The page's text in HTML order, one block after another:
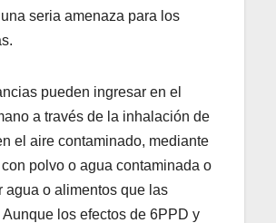
seria amenaza para los
pueden ingresar en el
a través de la inhalación de
el aire contaminado, mediante
polvo o agua contaminada o
agua o alimentos que las
los efectos de 6PPD y